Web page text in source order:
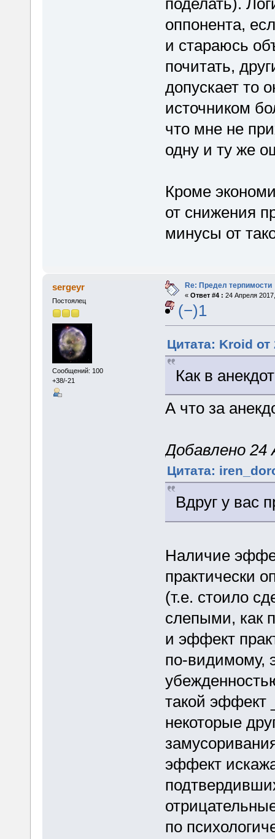
поделать).
оппонента,
и стараюсь
почитать,
допускает то
источником
что мне не
одну и ту же
Кроме
от снижения
минусы от
sergeyr
Постоялец
Сообщений: 100
+38/-21
Re: Предел терпимости
« Ответ #4 : 24 Апреля
(−)1
Цитата: Kroid
Как в
А что за
Добавлено 24
Цитата:
Вдруг у вас
Наличие
практически
(т.е. стоило
слепыми, как
и эффект
по-видимому,
такой эффект
некоторые
эффект
по